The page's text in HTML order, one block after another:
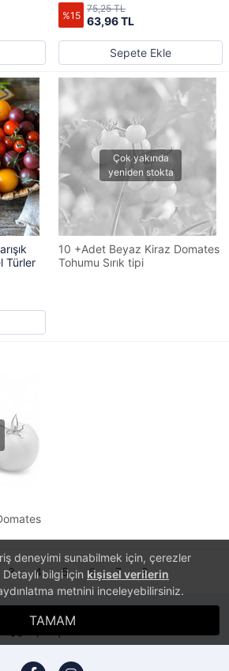
deneyimi sunabilmek için, çerezler
bilgi için kişisel verilerin
metnini inceleyebilirsiniz.
TAMAM
%15 63,96 TL
75,25 TL
Sepete Ekle
Türler
10 +Adet Beyaz Kiraz Domates
Tohumu Sırık tipi
3 4 5 6 7 8